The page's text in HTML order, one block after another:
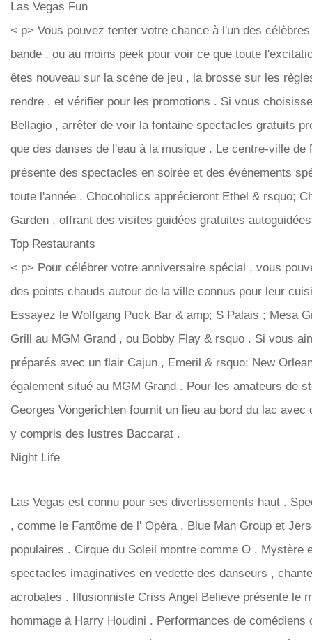
Las Vegas Fun
< p> Vous pouvez tenter votre chance à l'un des
bande , ou au moins peek pour voir ce que toute
êtes nouveau sur la scène de jeu , la brosse sur les
rendre , et vérifier pour les promotions . Si vous
Bellagio , arrêter de voir la fontaine spectacles gratuits
que des danses de l'eau à la musique . Le centre-ville de
présente des spectacles en soirée et des événements
toute l'année . Chocoholics apprécieront Ethel & rsquo;
Garden , offrant des visites guidées gratuites
Top Restaurants
< p> Pour célébrer votre anniversaire spécial , vous
des points chauds autour de la ville connus pour leur
Essayez le Wolfgang Puck Bar & amp; S Palais ; Mesa
Grill au MGM Grand , ou Bobby Flay & rsquo . Si vous
préparés avec un flair Cajun , Emeril & rsquo; New
également situé au MGM Grand . Pour les amateurs de
Georges Vongerichten fournit un lieu au bord du lac
y compris des lustres Baccarat .
Night Life
Las Vegas est connu pour ses divertissements haut .
, comme le Fantôme de l' Opéra , Blue Man Group et
populaires . Cirque du Soleil montre comme O , Mystère
spectacles imaginatives en vedette des danseurs ,
acrobates . Illusionniste Criss Angel Believe présente le
hommage à Harry Houdini . Performances de